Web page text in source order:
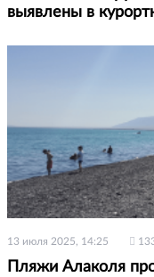
выявлены в
13 июля 2025, 14:25
Пляжи Алаколя